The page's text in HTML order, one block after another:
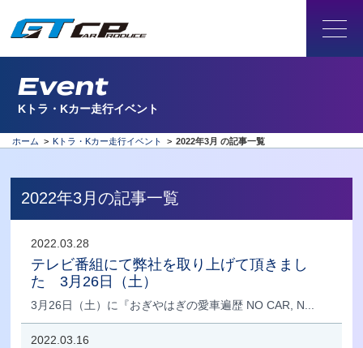
Event
Kトラ・Kカー走行イベント
ホーム > Kトラ・Kカー走行イベント > 2022年3月 の記事一覧
2022年3月の記事一覧
2022.03.28
テレビ番組にて弊社を取り上げて頂きまし
た 3月26日（土）
3月26日（土）に『おぎやはぎの愛車遍歴 NO CAR, N...
2022.03.16